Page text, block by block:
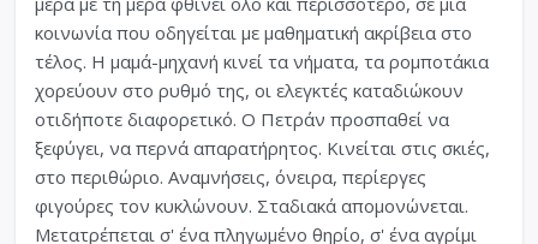
κοινωνία που οδηγείται με μαθηματική ακρίβεια στο
τέλος. Η μαμά-μηχανή κινεί τα νήματα, τα ρομποτάκια
χορεύουν στο ρυθμό της, οι ελεγκτές καταδιώκουν
οτιδήποτε διαφορετικό. Ο Πετράν προσπαθεί να
ξεφύγει, να περνά απαρατήρητος. Κινείται στις σκιές,
στο περιθώριο. Αναμνήσεις, όνειρα, περίεργες
φιγούρες τον κυκλώνουν. Σταδιακά απομονώνεται.
Μετατρέπεται σ' ένα πληγωμένο θηρίο, σ' ένα αγρίμι